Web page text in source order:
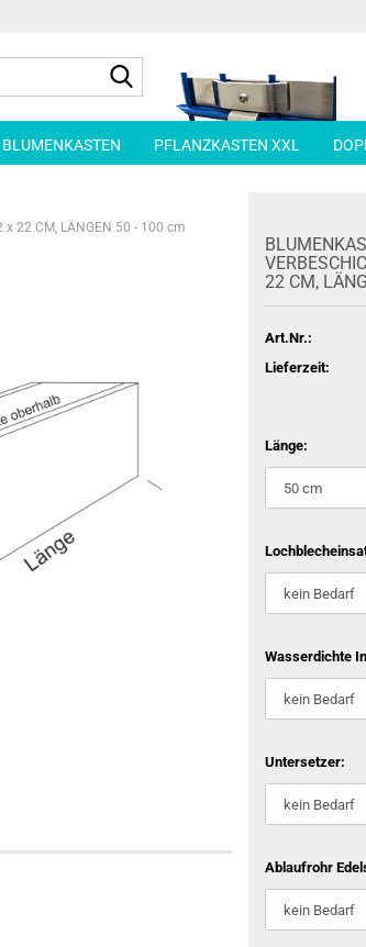
BLUMENKASTEN PFLANZKASTEN XXL
x 22 CM, LÄNGEN 50 - 100 cm
22 CM,
Art.Nr.:
Lieferzeit:
Länge:
Wasserdichte
Untersetzer:
Ablaufrohr